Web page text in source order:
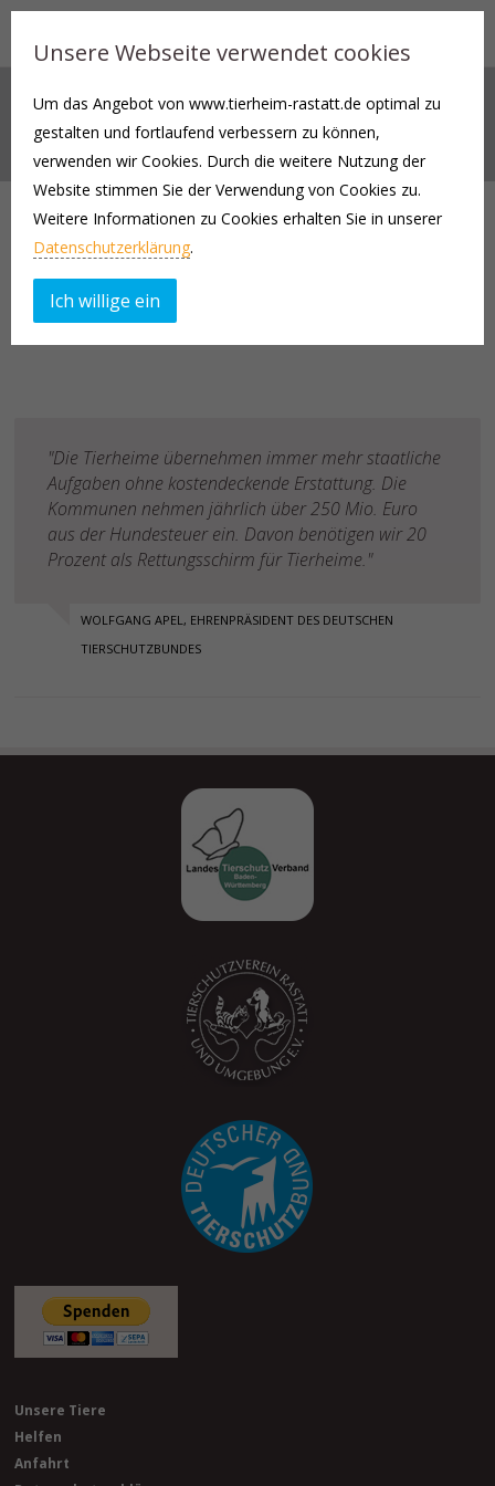
RELAX AND ENJOY
Relax and enjoy
APRIL 25, 2012
"Die Tierheime übernehmen immer mehr staatliche
Aufgaben ohne kostendeckende Erstattung. Die
Kommunen nehmen jährlich über 250 Mio. Euro
aus der Hundesteuer ein. Davon benötigen wir 20
Prozent als Rettungsschirm für Tierheime."
WOLFGANG APEL, EHRENPRÄSIDENT DES DEUTSCHEN
TIERSCHUTZBUNDES
Unsere Tiere
Helfen
Anfahrt
Unsere Webseite verwendet cookies
Um das Angebot von www.tierheim-rastatt.de optimal zu
gestalten und fortlaufend verbessern zu können,
verwenden wir Cookies. Durch die weitere Nutzung der
Website stimmen Sie der Verwendung von Cookies zu.
Weitere Informationen zu Cookies erhalten Sie in unserer
Datenschutzerklärung.
Ich willige ein